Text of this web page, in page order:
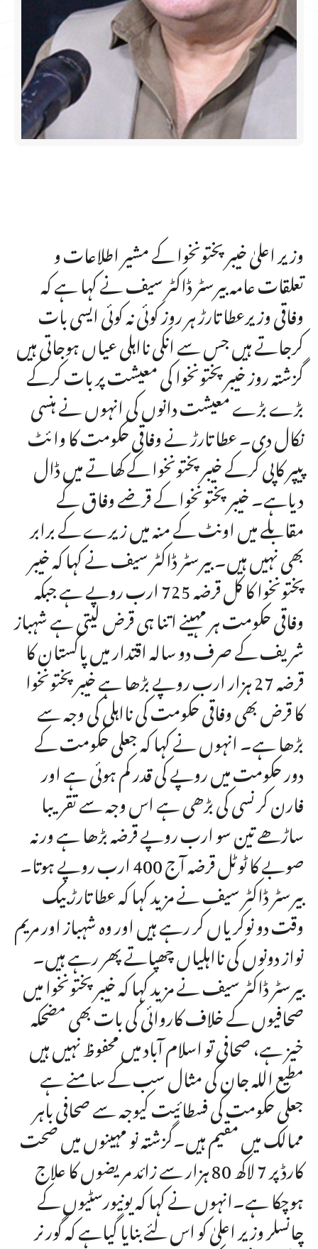
وزیر اعلیٰ خیبر پختونخوا کے مشیر اطلاعات و
تعلقات عامہ بیرسٹر ڈاکٹر سیف نے کہا ہے کہ
وفاقی وزیرعطا تارڑ ہر روز کوئی نہ کوئی ایسی بات
کرجاتے ہیں جس سے انکی نااہلی عیاں ہوجاتی ہیں
گزشتہ روز خیبر پختونخوا کی معیشت پر بات کرکے
بڑے بڑے معیشت دانوں کی انہوں نے ہنسی
نکال دی۔ عطا تارڑ نے وفاقی حکومت کا وائٹ
پیپر کاپی کرکے خیبر پختونخوا کے کھاتے میں ڈال
دیاہے۔ خیبر پختونخوا کے قرضے وفاق کے
مقابلے میں اونٹ کے منہ میں زیرے کے برابر
بھی نہیں ہیں۔ بیرسٹر ڈاکٹر سیف نے کہا کہ خیبر
پختونخوا کا کل قرضہ 725 ارب روپے ہے جبکہ
وفاقی حکومت ہر مہینے اتنا ہی قرض لیتی ہے شہباز
شریف کے صرف دو سالہ اقتدار میں پاکستان کا
قرضہ 27 ہزار ارب روپے بڑھا ہے خیبر پختونخوا
کا قرض بھی وفاقی حکومت کی نااہلی کی وجہ سے
بڑھا ہے۔ انہوں نے کہا کہ جعلی حکومت کے
دور حکومت میں روپے کی قدر کم ہوئی ہے اور
فارن کرنسی کی بڑھی ہے اس وجہ سے تقریبا
ساڑھے تین سو ارب روپے قرضہ بڑھا ہے ورنہ
صوبے کا ٹوٹل قرضہ آج 400 ارب روپے ہوتا۔
بیرسٹر ڈاکٹر سیف نے مزید کہا کہ عطا تارڑ بیک
وقت دو نوکریاں کر رہے ہیں اور وہ شہباز اور مریم
نواز دونوں کی نااہلیاں چھپاتے پھر رہے ہیں۔
بیرسٹر ڈاکٹر سیف نے مزید کہا کہ خیبر پختونخوا میں
صحافیوں کے خلاف کاروائی کی بات بھی مضحکہ
خیز ہے، صحافی تو اسلام آباد میں محفوظ نہیں ہیں
مطیع اللہ جان کی مثال سب کے سامنے ہے
جعلی حکومت کی فسطائیت کیوجہ سے صحافی باہر
ممالک میں مقیم ہیں۔گزشتہ نو مہینوں میں صحت
کارڈ پر 7 لاکھ 80 ہزار سے زائد مریضوں کا علاج
ہوچکا ہے۔انہوں نے کہا کہ یونیورسٹیوں کے
چانسلر وزیر اعلیٰ کو اس لئے بنایا گیاہے کہ گورنر